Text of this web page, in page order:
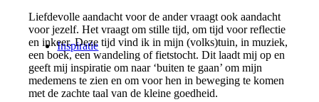
Inspiratie
Liefdevolle aandacht voor de ander vraagt ook aandacht
voor jezelf. Het vraagt om stille tijd, om tijd voor reflectie
en inkeer. Deze tijd vind ik in mijn (volks)tuin, in muziek,
een boek, een wandeling of fietstocht. Dit laadt mij op en
geeft mij inspiratie om naar ‘buiten te gaan’ om mijn
medemens te zien en om voor hen in beweging te komen
met de zachte taal van de kleine goedheid.